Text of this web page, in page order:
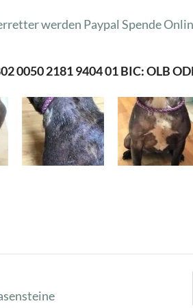
werden Paypal Spende
0050 2181 9404 01 BIC: OLB